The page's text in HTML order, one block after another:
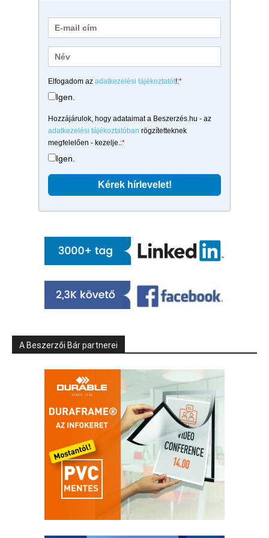
Elfogadom az adatkezelési tájékoztatót!:*
Igen.
Hozzájárulok, hogy adataimat a Beszerzés.hu - az
adatkezelési tájékoztatóban rögzítetteknek
megfelelően - kezelje.:*
Igen.
A Beszerzői Bár partnerei